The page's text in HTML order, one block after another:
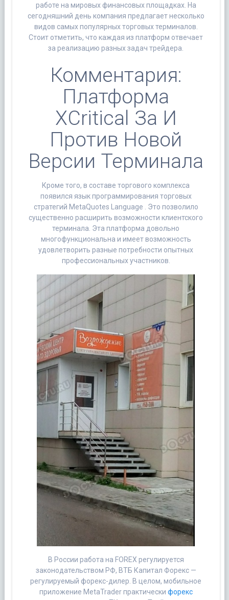
работе на мировых финансовых площадках. На
сегодняшний день компания предлагает несколько
видов самых популярных торговых терминалов.
Стоит отметить, что каждая из платформ отвечает
за реализацию разных задач трейдера.
Комментария:
Платформа
XCritical За И
Против Новой
Версии Терминала
Кроме того, в составе торгового комплекса
появился язык программирования торговых
стратегий MetaQuotes Language . Это позволило
существенно расширить возможности клиентского
терминала. Эта платформа довольно
многофункциональна и имеет возможность
удовлетворить разные потребности опытных
профессиональных участников.
В России работа на FOREX регулируется
законодательством РФ, ВТБ Капитал Форекс —
регулируемый форекс-дилер. В целом, мобильное
приложение MetaTrader практически форекс